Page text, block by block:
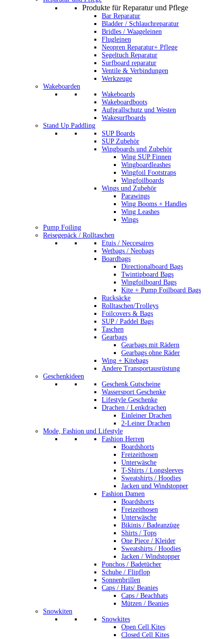
Produkte für Reparatur und Pflege
Bar Reparatur
Bladder / Schlauchreparatur
Bridles / Waageleinen
Flugleinen
Neopren Reparatur+ Pflege
Segeltuch Reparatur
Surfboard reparatur
Ventile & Verbindungen
Werkzeuge
Wakeboarden
Wakeboards
Wakeboardboots
Aufprallschutz und Westen
Wakesurfboards
Stand Up Paddling
SUP Boards
SUP Zubehör
Wingboards und Zubehör
Wing SUP Finnen
Wingboardleashes
Wingfoil Footstraps
Wingfoilboards
Wings und Zubehör
Parawings
Wing Booms + Handles
Wing Leashes
Wings
Pump Foiling
Reisegepäck / Rolltaschen
Etuis / Neccesaires
Wetbags / Neobags
Boardbags
Directionalboard Bags
Twintipboard Bags
Wingfoilboard Bags
Kite + Pump Foilboard Bags
Rucksäcke
Rolltaschen/Trolleys
Foilcovers & Bags
SUP / Paddel Bags
Taschen
Gearbags
Gearbags mit Rädern
Gearbags ohne Räder
Wing + Kitebags
Andere Transportausrüstung
Geschenkideen
Geschenk Gutscheine
Wassersport Geschenke
Lifestyle Geschenke
Drachen / Lenkdrachen
Einleiner Drachen
2-Leiner Drachen
Mode, Fashion und Lifestyle
Fashion Herren
Boardshorts
Freizeithosen
Unterwäsche
T-Shirts / Longsleeves
Sweatshirts / Hoodies
Jacken und Windstopper
Fashion Damen
Boardshorts
Freizeithosen
Unterwäsche
Bikinis / Badeanzüge
Shirts / Tops
One Piece / Kleider
Sweatshirts / Hoodies
Jacken / Windstopper
Ponchos / Badetücher
Schuhe / Flipflop
Sonnenbrillen
Caps / Hats/ Beanies
Caps / Beachhats
Mützen / Beanies
Snowkiten
Snowkites
Open Cell Kites
Closed Cell Kites